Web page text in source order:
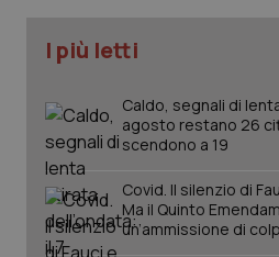
I più letti
Caldo, segnali di
agosto restano 26
scendono a 19
Covid. Il silenzio di
Ma il Quinto
un’ammissione di